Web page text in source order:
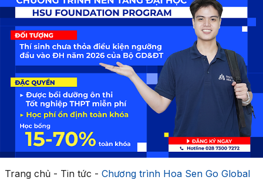
Trang chủ- Tin tức - Chương trình Hoa Sen Go Global